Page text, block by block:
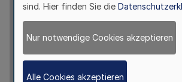
sind. Hier finden Sie die
Nur notwendige Cookies akzeptieren
Alle Cookies akzeptieren